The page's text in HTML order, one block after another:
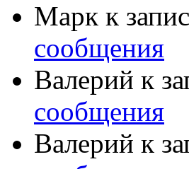
Марк к
сообщения
Валерий к
сообщения
Валерий к